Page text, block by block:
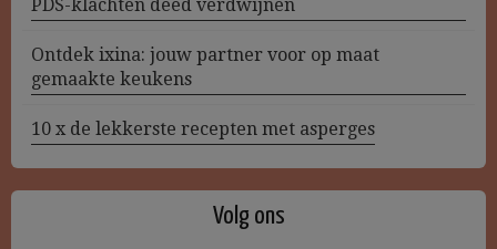
PDS-klachten deed verdwijnen
Ontdek ixina: jouw partner voor op maat
gemaakte keukens
10 x de lekkerste recepten met asperges
Volg ons